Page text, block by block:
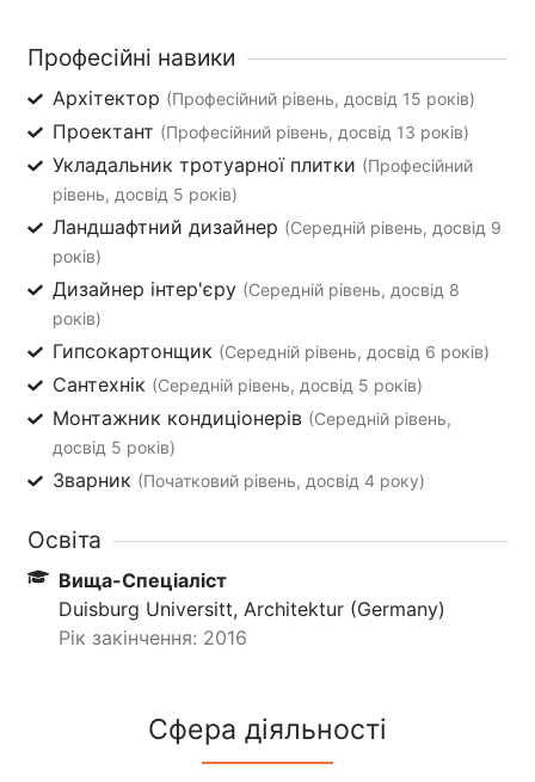
Професійні навики
Архітектор (Професійний рівень, досвід 15 років)
Проектант (Професійний рівень, досвід 13 років)
Укладальник тротуарної плитки (Професійний
рівень, досвід 5 років)
Ландшафтний дизайнер (Середній рівень, досвід 9
років)
Дизайнер інтер'єру (Середній рівень, досвід 8
років)
Гипсокартонщик (Середній рівень, досвід 6 років)
Сантехнік (Середній рівень, досвід 5 років)
Монтажник кондиціонерів (Середній рівень,
досвід 5 років)
Зварник (Початковий рівень, досвід 4 року)
Освіта
Вища-Спеціаліст
Duisburg Universitt, Architektur (Germany)
Рік закінчення: 2016
Сфера діяльності